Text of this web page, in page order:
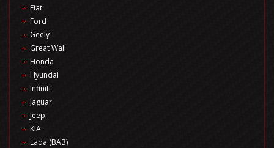
Fiat
Ford
Geely
Great Wall
Honda
Hyundai
Infiniti
Jaguar
Jeep
KIA
Lada (ВАЗ)